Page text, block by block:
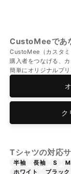
CustoMeeであ
CustoMee（カスタミ
購入者をつなげる、
簡単にオリジナルプ
ク
Tシャツの対応
半袖 長袖 S M
ホワイト
ブラック